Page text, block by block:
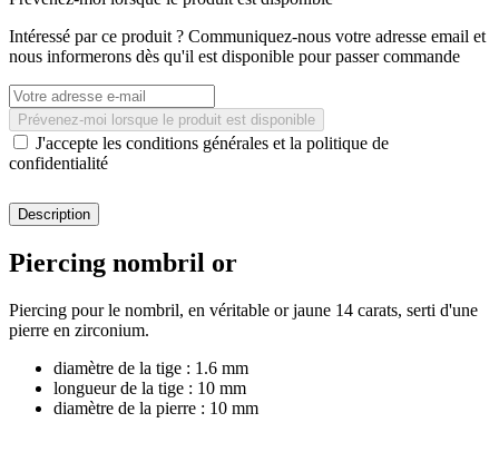
Intéressé par ce produit ? Communiquez-nous votre adresse email et
nous informerons dès qu'il est disponible pour passer commande
Prévenez-moi lorsque le produit est disponible
J'accepte les conditions générales et la politique de
confidentialité
Description
Piercing nombril or
Piercing pour le nombril, en véritable or jaune 14 carats, serti d'une
pierre en zirconium.
diamètre de la tige : 1.6 mm
longueur de la tige : 10 mm
diamètre de la pierre : 10 mm